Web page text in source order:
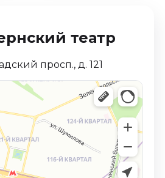
театр
просп., д. 121